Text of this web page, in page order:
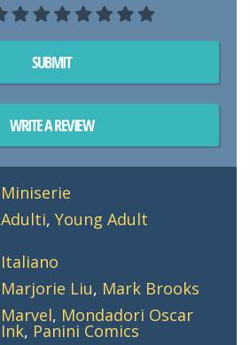
SUBMIT
WRITE A REVIEW
Miniserie
Adulti,Young Adult
Italiano
Marjorie Liu, Mark Brooks
Marvel, Mondadori Oscar
Ink, Panini Comics